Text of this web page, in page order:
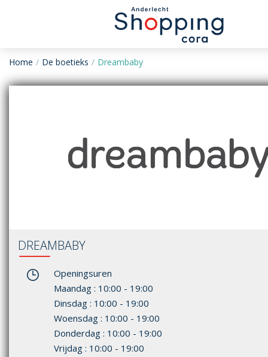
Home De boetieks Dreambaby
DREAMBABY
Openingsuren
Maandag : 10:00 - 19:00
Dinsdag : 10:00 - 19:00
Woensdag : 10:00 - 19:00
Donderdag : 10:00 - 19:00
Vrijdag : 10:00 - 19:00